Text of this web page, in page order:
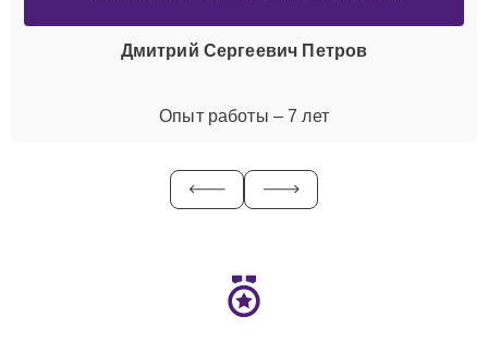
Дмитрий Сергеевич Петров
Опыт работы – 7 лет